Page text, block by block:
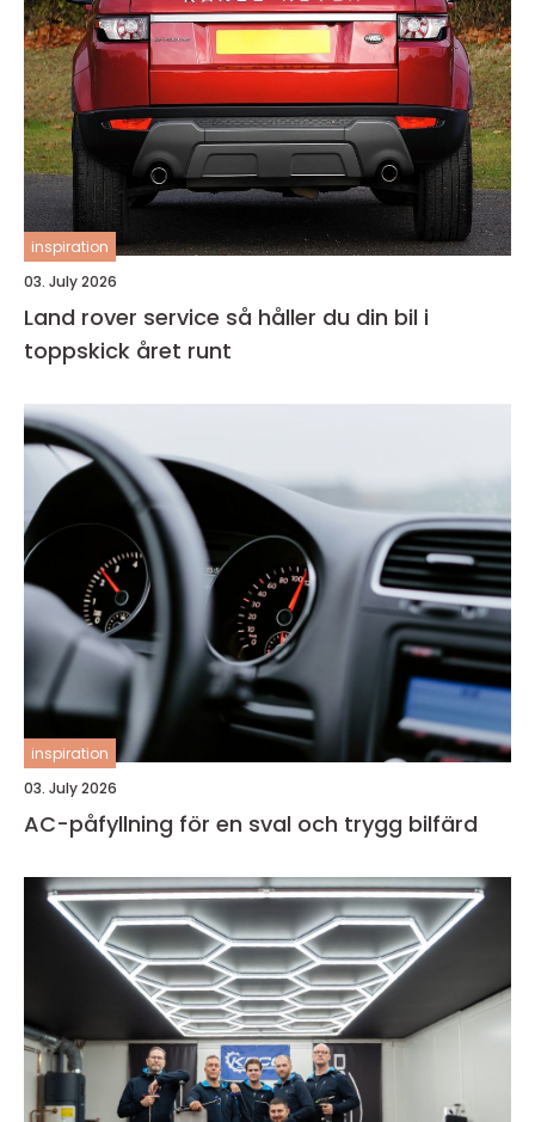
inspiration
03. July 2026
Land rover service så håller du din bil i
toppskick året runt
inspiration
03. July 2026
AC-påfyllning för en sval och trygg bilfärd